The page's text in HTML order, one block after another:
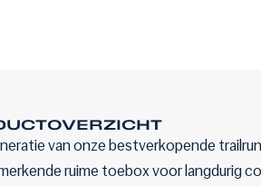
van onze bestverkopende
ruime toebox voor langdurig